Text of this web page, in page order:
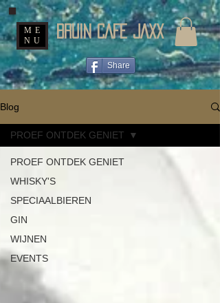
BRUIN CAFE JAXX
ME
NU
Share
Blog
PROEF ONTDEK GENIET
WHISKY'S
SPECIAALBIEREN
GIN
WIJNEN
EVENTS
PROEF ONTDEK GENIET